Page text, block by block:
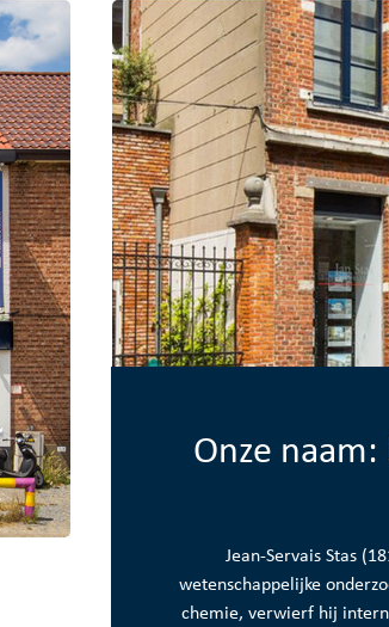
Onze
Jean-Servais Stas
wetenschappelijke
chemie, verwierf hij